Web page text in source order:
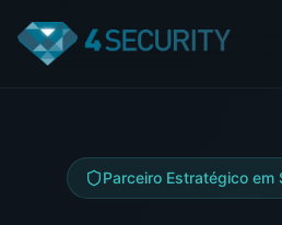
Parceiro Estratégico em